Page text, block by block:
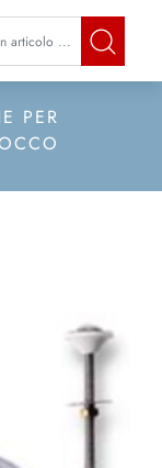
di un filtro
PER